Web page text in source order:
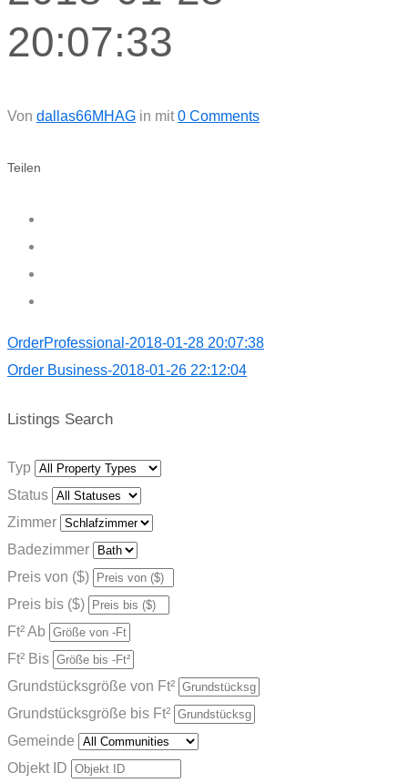
20:07:33
Von dallas66MHAG in mit 0 Comments
Teilen
OrderProfessional-2018-01-28 20:07:38
Order Business-2018-01-26 22:12:04
Listings Search
Typ
Status
Zimmer
Badezimmer
Preis von ($)
Preis bis ($)
Ft² Ab
Ft² Bis
Grundstücksgröße von Ft²
Grundstücksgröße bis Ft²
Gemeinde
Objekt ID